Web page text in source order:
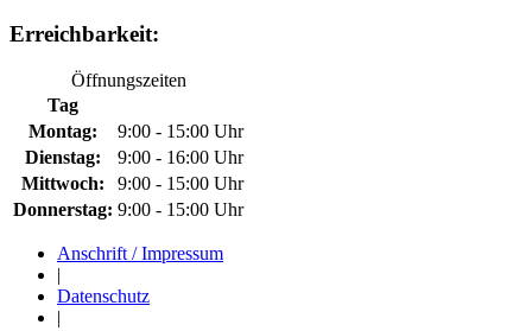
Erreichbarkeit:
Öffnungszeiten
Tag
Montag:
9:00 - 15:00 Uhr
Dienstag:
9:00 - 16:00 Uhr
Mittwoch:
9:00 - 15:00 Uhr
Donnerstag: 9:00 - 15:00 Uhr
Anschrift / Impressum
|
Datenschutz
|